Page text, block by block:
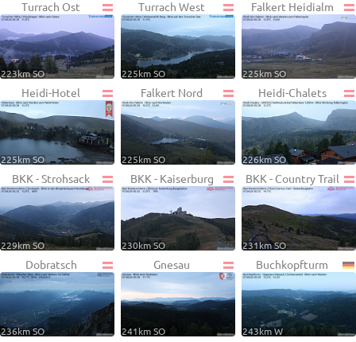
Turrach Ost
223km SO
Turrach West
225km SO
Falkert Heidialm
225km SO
Heidi-Hotel
225km SO
Falkert Nord
225km SO
Heidi-Chalets
226km SO
BKK - Strohsack
229km SO
BKK - Kaiserburg
230km SO
BKK - Country Trail
231km SO
Dobratsch
236km SO
Gnesau
241km SO
Buchkopfturm
243km W